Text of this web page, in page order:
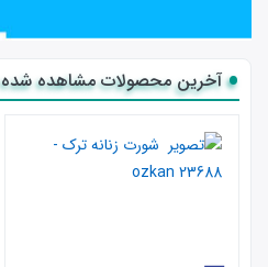
آخرین محصولات مشاهده شده